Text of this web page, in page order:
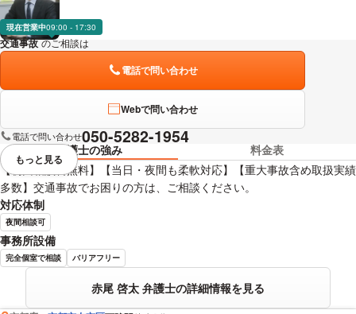
現在営業中09:00 - 17:30
交通事故 のご相談は
電話で問い合わせ
Webで問い合わせ
電話で問い合わせ050-5282-1954
弁護士の強み
料金表
【初回相談料無料】【当日・夜間も柔軟対応】【重大事故含め取扱実績
多数】交通事故でお困りの方は、ご相談ください。
対応体制
夜間相談可
事務所設備
完全個室で相談 バリアフリー
赤尾 啓太 弁護士の詳細情報を見る
視覚的に省略されている要素を
もっと見る